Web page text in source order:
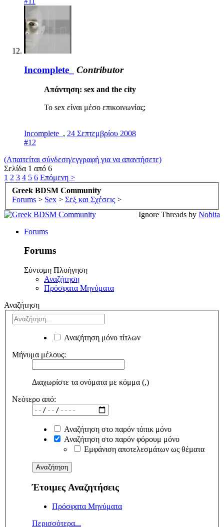
Incomplete_ Contributor
Απάντηση: sex and the city
Το sex είναι μέσο επικοινωνίας;
Incomplete_ , 24 Σεπτεμβρίου 2008
#12
(Απαιτείται σύνδεση/εγγραφή για να απαντήσετε)
Σελίδα 1 από 6
1 2 3 4 5 6 Επόμενη >
Greek BDSM Community
Forums > Sex > Σεξ και Σχέσεις >
Ignore Threads by Nobita
Forums
Forums
Σύντομη Πλοήγηση
Αναζήτηση
Πρόσφατα Μηνύματα
Αναζήτηση
Αναζήτηση μόνο τίτλων
Μήνυμα μέλους:
Διαχωρίστε τα ονόματα με κόμμα (,)
Νεότερο από:
Αναζήτηση στο παρόν τόπικ μόνο
Αναζήτηση στο παρόν φόρουμ μόνο
Εμφάνιση αποτελεσμάτων ως θέματα
Έτοιμες Αναζητήσεις
Πρόσφατα Μηνύματα
Περισσότερα...